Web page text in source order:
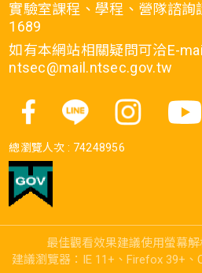
實驗室課程、學程、營隊諮詢
1689
如有本網站相關疑問可洽E-
ntsec@mail.ntsec.gov.tw
總瀏覽人次 : 74248956
最佳觀看效果建議使用螢幕
建議瀏覽器：IE 11+、Firefox 39+